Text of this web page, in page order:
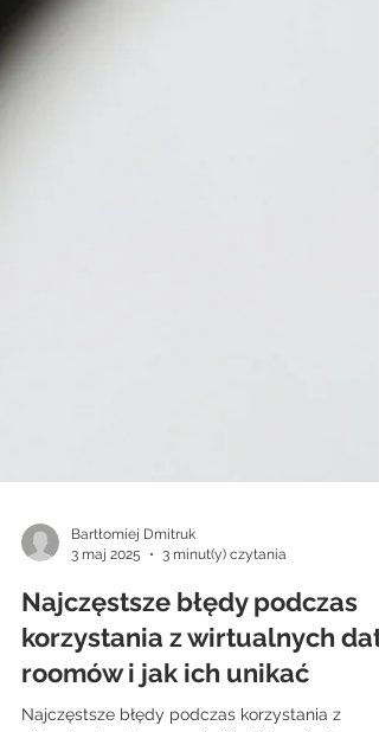
Bartłomiej Dmitruk
3 maj 2025
3 minut(y) czytania
Najczęstsze błędy podczas
korzystania z wirtualnych